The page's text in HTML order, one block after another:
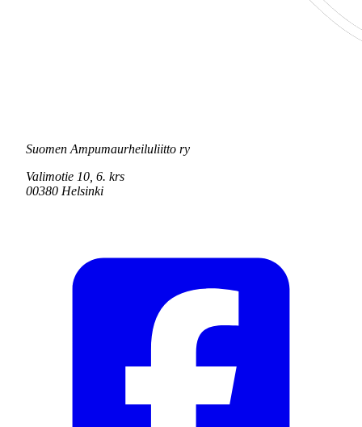
Suomen Ampumaurheiluliitto ry
Valimotie 10, 6. krs
00380 Helsinki